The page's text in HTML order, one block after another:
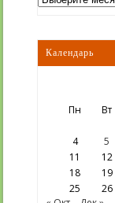
записей
Календарь
Пн Вт
4
5
11
12
18
19
25
26